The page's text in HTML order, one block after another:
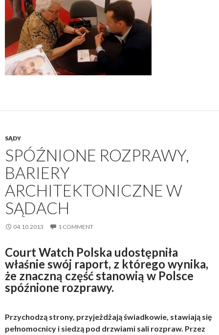
SĄDY
SPÓŹNIONE ROZPRAWY,
BARIERY
ARCHITEKTONICZNE W
SĄDACH
04.10.2013 1 COMMENT
Court Watch Polska udostępniła
właśnie swój raport, z którego wynika,
że znaczną część stanowią w Polsce
spóźnione rozprawy.
Przychodzą strony, przyjeżdżają świadkowie, stawiają się
pełnomocnicy i siedzą pod drzwiami sali rozpraw. Przez